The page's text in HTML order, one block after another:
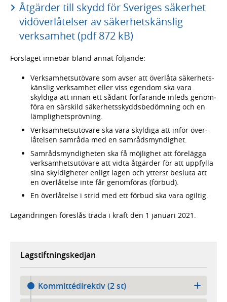
Åtgärder till skydd för Sveriges säkerhet
vidöverlåtelser av säkerhetskänslig
verksamhet (pdf 872 kB)
Förslaget innebär bland annat följande:
Verksamhetsutövare som avser att överlåta säkerhets­
känslig verksam­het eller viss egendom ska vara
skyldiga att innan ett sådant förfarande inleds genom­
föra en särskild säkerhetsskyddsbedöm­ning och en
lämp­lighets­prövning.
Verksamhetsutövare ska vara skyldiga att inför över­
låtel­sen samråda med en sam­råds­myn­dighet.
Samrådsmyndigheten ska få möjlighet att före­lägga
verksamhetsutövare att vidta åtgärder för att upp­fylla
sina skyldigheter enligt lagen och ytterst besluta att
en över­låtelse inte får genom­föras (förbud).
En överlåtelse i strid med ett förbud ska vara ogiltig.
Lagändringen föreslås träda i kraft den 1 januari 2021.
Lagstiftningskedjan
Kommittédirektiv (2 st)